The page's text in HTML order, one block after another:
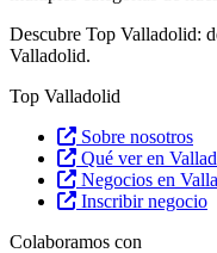
Descubre Top Valladolid:
Valladolid.
Top Valladolid
Sobre nosotros
Qué ver en
Negocios en
Inscribir negocio
Colaboramos con